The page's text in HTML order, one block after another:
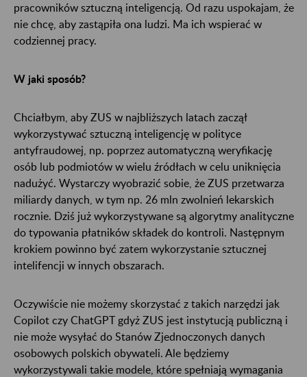
pracowników sztuczną inteligencją. Od razu uspokajam, że
nie chcę, aby zastąpiła ona ludzi. Ma ich wspierać w
codziennej pracy.
W jaki sposób?
Chciałbym, aby ZUS w najbliższych latach zaczął
wykorzystywać sztuczną inteligencję w polityce
antyfraudowej, np. poprzez automatyczną weryfikację
osób lub podmiotów w wielu źródłach w celu uniknięcia
nadużyć. Wystarczy wyobrazić sobie, że ZUS przetwarza
miliardy danych, w tym np. 26 mln zwolnień lekarskich
rocznie. Dziś już wykorzystywane są algorytmy analityczne
do typowania płatników składek do kontroli. Następnym
krokiem powinno być zatem wykorzystanie sztucznej
intelifencji w innych obszarach.
Oczywiście nie możemy skorzystać z takich narzędzi jak
Copilot czy ChatGPT gdyż ZUS jest instytucją publiczną i
nie może wysyłać do Stanów Zjednoczonych danych
osobowych polskich obywateli. Ale będziemy
wykorzystywali takie modele, które spełniają wymagania